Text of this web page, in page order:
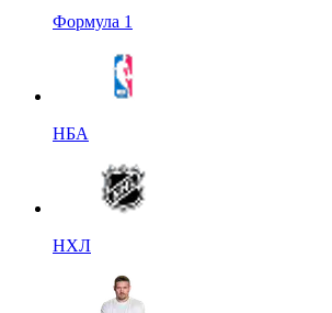
Формула 1
НБА
НХЛ